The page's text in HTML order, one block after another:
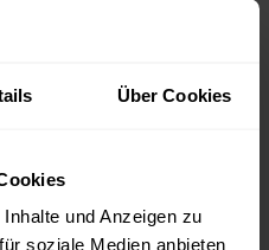
Über Cookies
und Anzeigen zu
soziale Medien anbieten
0,00 €
154,96 €